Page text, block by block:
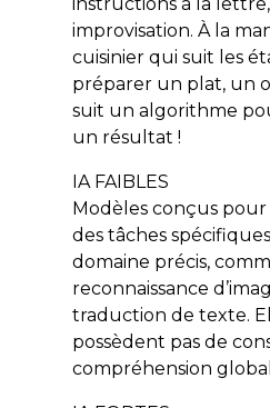
improvisation. À la
cuisinier qui suit les
préparer un plat, un
suit un algorithme
un résultat !
IA FAIBLES
Modèles conçus
des tâches
domaine précis,
reconnaissance
traduction de texte.
possèdent pas de
compréhension